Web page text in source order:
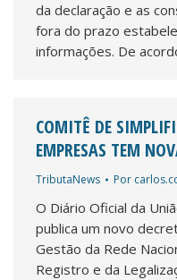
da declaração e as
fora do prazo
informações. De
COMITÊ DE
EMPRESAS TEM
TributaNews Por
O Diário Oficial da
publica um novo
Gestão da Rede
Registro e da